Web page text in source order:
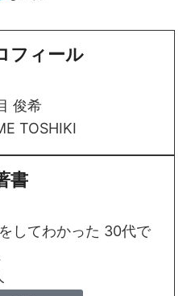
フィール
俊希
TOSHIKI
書
してわかった 30代で